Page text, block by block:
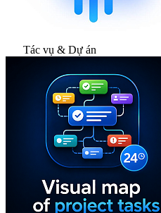
Tác vụ & Dự án